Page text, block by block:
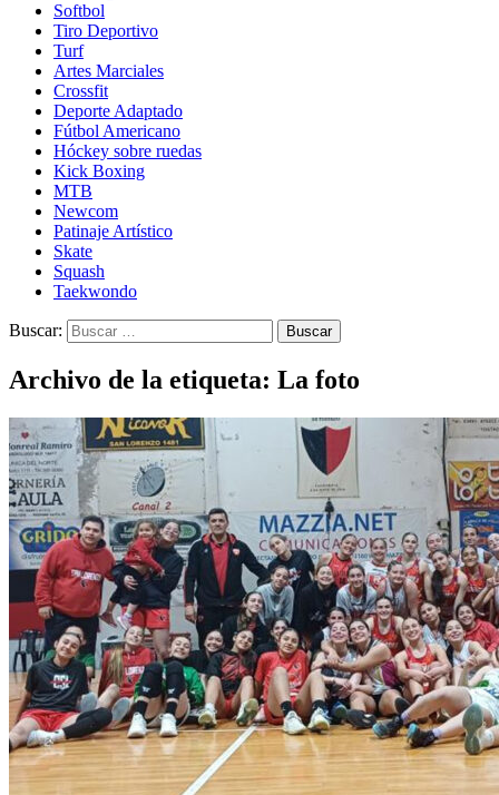
Softbol
Tiro Deportivo
Turf
Artes Marciales
Crossfit
Deporte Adaptado
Fútbol Americano
Hóckey sobre ruedas
Kick Boxing
MTB
Newcom
Patinaje Artístico
Skate
Squash
Taekwondo
Buscar:
Archivo de la etiqueta: La foto